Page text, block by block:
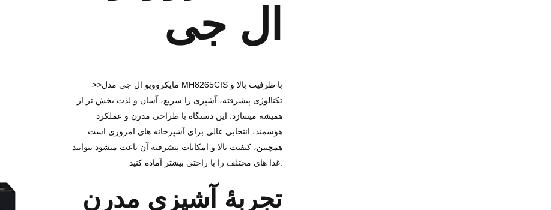
ال ‌جی
>>مایکروویو ال ‌جی مدل MH8265CIS با ظرفیت بالا و
تکنالوژی پیشرفته، آشپزی را سریع، آسان و لذت‌ بخش ‌تر از
همیشه میسازد. این دستگاه با طراحی مدرن و عملکرد
هوشمند، انتخابی عالی برای آشپزخانه‌ های امروزی است.
همچنین، کیفیت بالا و امکانات پیشرفته آن باعث میشود بتوانید
تجربهٔ آشپزی مدرن